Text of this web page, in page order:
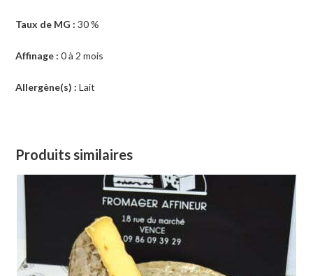
Taux de MG : 30 %
Affinage : 0 à 2 mois
Allergène(s) : Lait
Produits similaires